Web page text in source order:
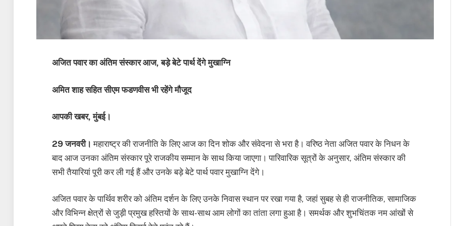
अजित पवार का अंतिम संस्कार आज, बड़े बेटे पार्थ देंगे मुखाग्नि
अमित शाह सहित सीएम फडणवीस भी रहेंगे मौजूद
आपकी खबर, मुंबई।
29 जनवरी। महाराष्ट्र की राजनीति के लिए आज का दिन शोक और संवेदना से भरा है। वरिष्ठ नेता अजित पवार के निधन के
बाद आज उनका अंतिम संस्कार पूरे राजकीय सम्मान के साथ किया जाएगा। पारिवारिक सूत्रों के अनुसार, अंतिम संस्कार की
सभी तैयारियां पूरी कर ली गई हैं और उनके बड़े बेटे पार्थ पवार मुखाग्नि देंगे।
अजित पवार के पार्थिव शरीर को अंतिम दर्शन के लिए उनके निवास स्थान पर रखा गया है, जहां सुबह से ही राजनीतिक, सामाजिक
और विभिन्न क्षेत्रों से जुड़ी प्रमुख हस्तियों के साथ-साथ आम लोगों का तांता लगा हुआ है। समर्थक और शुभचिंतक नम आंखों से